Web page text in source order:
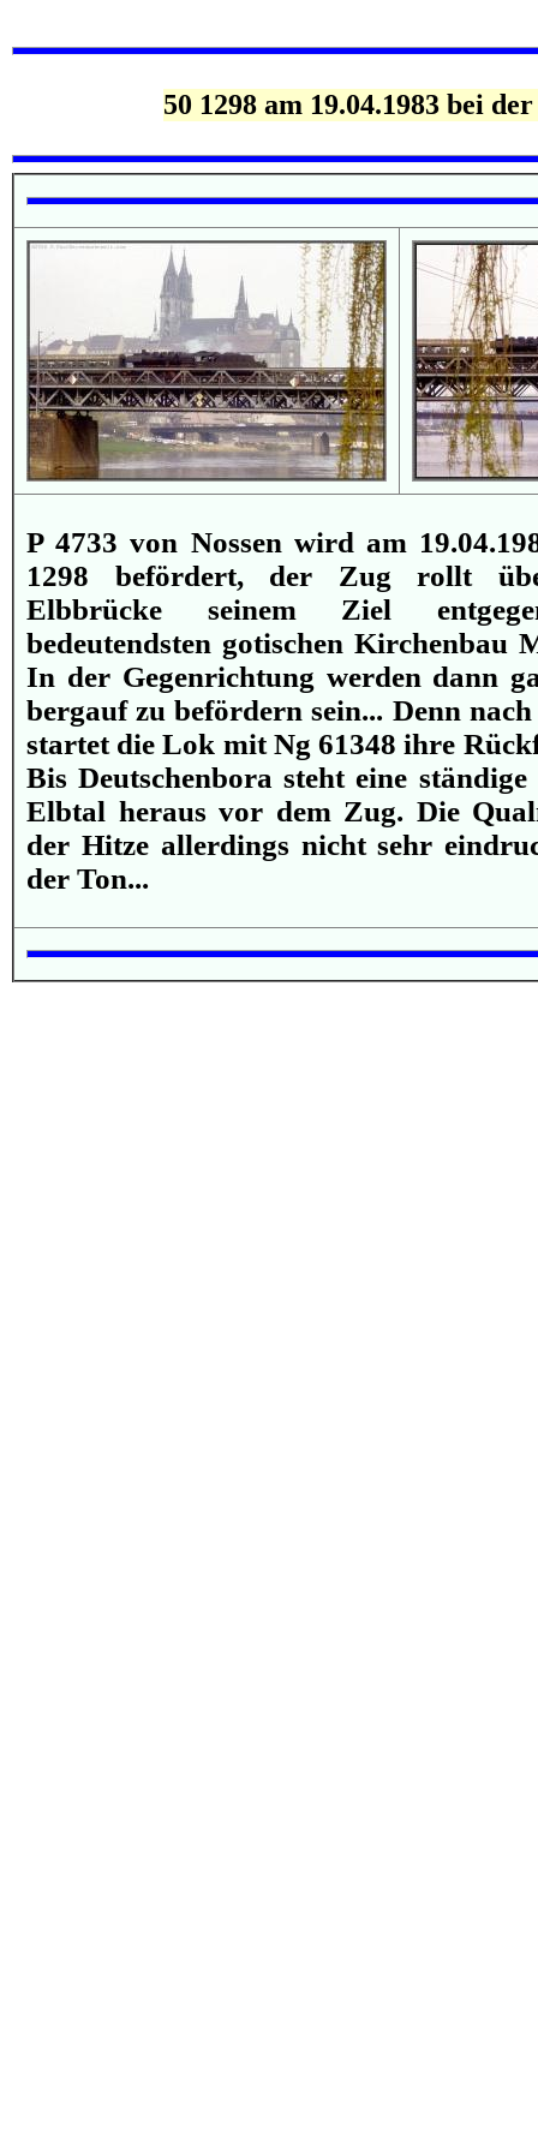
50 1298 am 19.04.1983 bei
P 4733 von Nossen wird am
1298 befördert, der Zug rollt
Elbbrücke seinem Ziel
bedeutendsten gotischen Kirchenbau
In der Gegenrichtung werden dann
bergauf zu befördern sein... Denn
startet die Lok mit Ng 61348 ihre
Bis Deutschenbora steht eine
Elbtal heraus vor dem Zug. Die
der Hitze allerdings nicht sehr
der Ton...